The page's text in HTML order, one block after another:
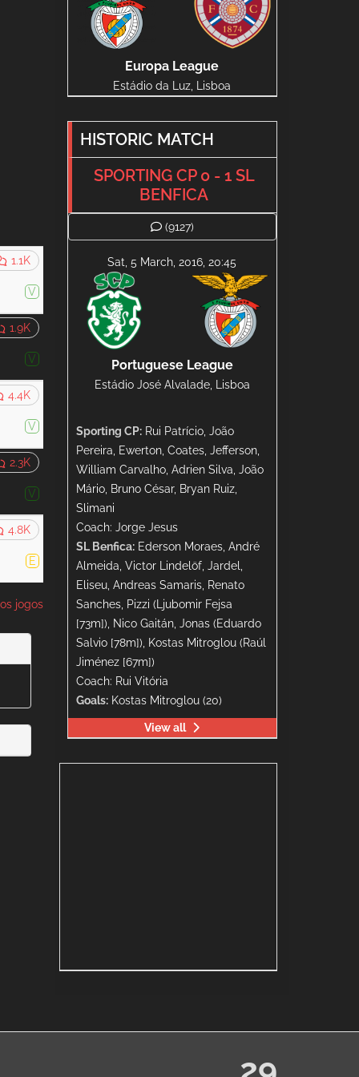
1.1K
V
1.9K
V
4.4K
V
2.3K
V
4.8K
E
jogos
Europa League
Estádio da Luz, Lisboa
HISTORIC MATCH
SPORTING CP 0 - 1 SL
BENFICA
(9127)
Sat, 5 March, 2016, 20:45
Portuguese League
Estádio José Alvalade, Lisboa
Sporting CP:Rui Patrício, João
Pereira, Ewerton, Coates, Jefferson,
William Carvalho, Adrien Silva, João
Mário, Bruno César, Bryan Ruiz,
Slimani
Coach: Jorge Jesus
SL Benfica:Ederson Moraes, André
Almeida, Victor Lindelöf, Jardel,
Eliseu, Andreas Samaris, Renato
Sanches, Pizzi (Ljubomir Fejsa
[73m]), Nico Gaitán, Jonas (Eduardo
Salvio [78m]), Kostas Mitroglou (Raúl
Jiménez [67m])
Coach: Rui Vitória
Goals:Kostas Mitroglou (20)
View all